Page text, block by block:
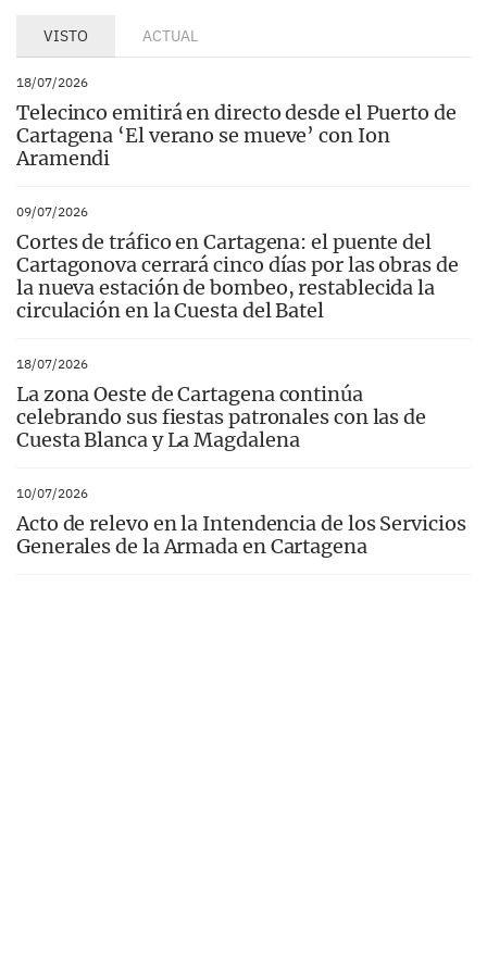
VISTO ACTUAL
18/07/2026
Telecinco emitirá en directo desde el Puerto de
Cartagena ‘El verano se mueve’ con Ion
Aramendi
09/07/2026
Cortes de tráfico en Cartagena: el puente del
Cartagonova cerrará cinco días por las obras de
la nueva estación de bombeo, restablecida la
circulación en la Cuesta del Batel
18/07/2026
La zona Oeste de Cartagena continúa
celebrando sus fiestas patronales con las de
Cuesta Blanca y La Magdalena
10/07/2026
Acto de relevo en la Intendencia de los Servicios
Generales de la Armada en Cartagena